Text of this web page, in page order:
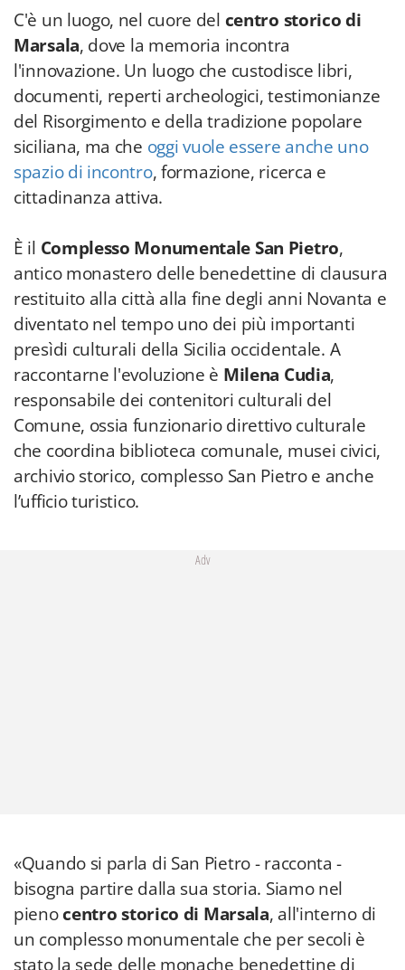
C'è un luogo, nel cuore del centro storico di
Marsala, dove la memoria incontra
l'innovazione. Un luogo che custodisce libri,
documenti, reperti archeologici, testimonianze
del Risorgimento e della tradizione popolare
siciliana, ma che oggi vuole essere anche uno
spazio di incontro, formazione, ricerca e
cittadinanza attiva.
È il Complesso Monumentale San Pietro,
antico monastero delle benedettine di clausura
restituito alla città alla fine degli anni Novanta e
diventato nel tempo uno dei più importanti
presìdi culturali della Sicilia occidentale. A
raccontarne l'evoluzione è Milena Cudia,
responsabile dei contenitori culturali del
Comune, ossia funzionario direttivo culturale
che coordina biblioteca comunale, musei civici,
archivio storico, complesso San Pietro e anche
l’ufficio turistico.
Adv
«Quando si parla di San Pietro - racconta -
bisogna partire dalla sua storia. Siamo nel
pienocentro storico di Marsala, all'interno di
un complesso monumentale che per secoli è
stato la sede delle monache benedettine di